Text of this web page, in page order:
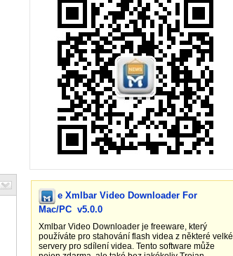
e Xmlbar Video Downloader For
Mac/PC v5.0.0
Xmlbar Video Downloader je freeware, který
používáte pro stahování flash videa z některé velké
servery pro sdílení videa. Tento software může